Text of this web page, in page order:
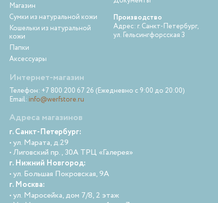
Магазин
Сумки из натуральной кожи
Кошельки из натуральной
кожи
Папки
Аксессуары
Производство
Адрес: г. Санкт-Петербург,
ул. Гельсингфорсская 3
Интернет-магазин
Телефон: +7 800 200 67 26 (Ежедневно с 9:00 до 20:00)
Email: info@werfstore.ru
Адреса магазинов
г. Санкт-Петербург:
• ул. Марата, д.29
• Лиговский пр., 30А ТРЦ «Галерея»
г. Нижний Новгород:
• ул. Большая Покровская, 9А
г. Москва:
• ул. Маросейка, дом 7/8, 2 этаж